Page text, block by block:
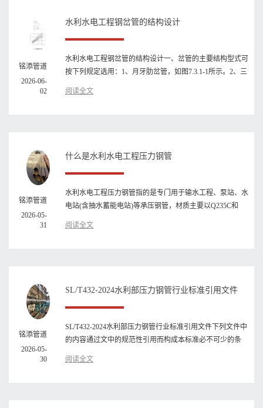
铭添管道
2026-06-
02
水利水电工程钢岔管的结构设计
水利水电工程钢岔管的结构设计一、岔管的主要结构型式可
按下列规定选用：1、月牙肋岔管，如图7.3.1-1所示。2、三
阅读全文
铭添管道
2026-05-
31
什么是水利水电工程压力钢管
水利水电工程压力钢管指的是专门用于输水工程、泵站、水
电站(含抽水蓄能电站)等承压钢管，材质主要以Q235C和
阅读全文
铭添管道
2026-05-
30
SL/T432-2024水利部压力钢管行业标准引用文件
SL/T432-2024水利部压力钢管行业标准引用文件下列文件中
的内容通过文中的规范性引用而构成本标准必不可少的条
阅读全文